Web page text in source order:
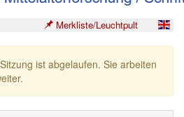
Merkliste/Leuchtpult
ist abgelaufen. Sie arbeiten